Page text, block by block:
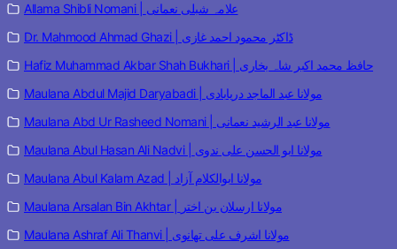
Allama Shibli Nomani | علامہ شبلی نعمانی
Dr. Mahmood Ahmad Ghazi | ڈاکٹر محمود احمد غازی
Hafiz Muhammad Akbar Shah Bukhari | حافظ محمد اکبر شاہ بخاری
Maulana Abdul Majid Daryabadi | مولانا عبد الماجد دریابادی
Maulana Abd Ur Rasheed Nomani | مولانا عبد الرشید نعمانی
Maulana Abul Hasan Ali Nadvi | مولانا ابو الحسن علی ندوی
Maulana Abul Kalam Azad | مولانا ابوالکلام آزاد
Maulana Arsalan Bin Akhtar | مولانا ارسلان بن اختر
Maulana Ashraf Ali Thanvi | مولانا اشرف علی تھانوی